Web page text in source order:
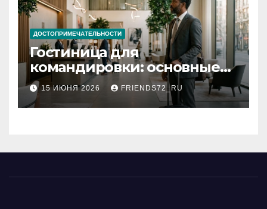
ДОСТОПРИМЕЧАТЕЛЬНОСТИ
Гостиница для
командировки: основные
критерии выбора
15 ИЮНЯ 2026 FRIENDS72_RU